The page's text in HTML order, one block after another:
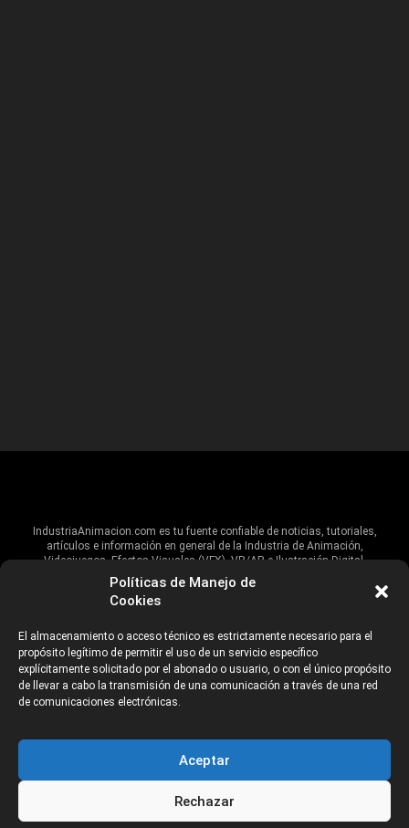
Políticas de Manejo de
Cookies
El almacenamiento o acceso técnico es estrictamente necesario para el
propósito legítimo de permitir el uso de un servicio específico
explícitamente solicitado por el abonado o usuario, o con el único propósito
de llevar a cabo la transmisión de una comunicación a través de una red
de comunicaciones electrónicas.
Aceptar
Rechazar
IndustriaAnimacion.com es tu fuente confiable de noticias, tutoriales,
artículos e información en general de la Industria de Animación,
Videojuegos, Efectos Visuales (VFX), VR/AR e Ilustración Digital.
Hablamos de estas industrias y su alcance global, pero damos un énfasis
especial al talento, estudios, escuelas, eventos y organizaciones que
ANUNCIANTES AVISO DE PRIVACIDAD
©2026 Industria Networks